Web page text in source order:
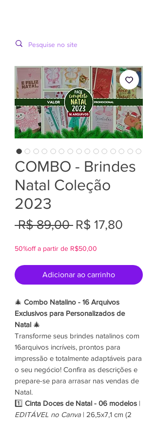
COMBO - Brindes
Natal Coleção
2023
R$ 89,00 Preço
R$ 17,80
50%off a partir de R$50,00
Adicionar ao carrinho
🎄 Combo Natalino - 16 Arquivos
Exclusivos para Personalizados de
Natal 🎄
Transforme seus brindes natalinos com
16arquivos incríveis, prontos para
impressão e totalmente adaptáveis para
o seu negócio! Confira as descrições e
prepare-se para arrasar nas vendas de
Natal.
1️⃣ Cinta Doces de Natal - 06 modelos |
EDITÁVEL no Canva | 26,5x7,1 cm (2